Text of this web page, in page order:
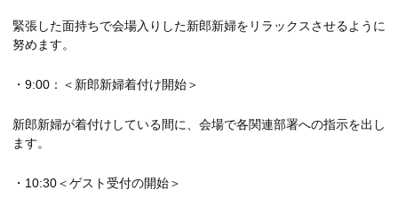
緊張した面持ちで会場入りした新郎新婦をリラックスさせるように
努めます。
・9:00：＜新郎新婦着付け開始＞
新郎新婦が着付けしている間に、会場で各関連部署への指示を出し
ます。
・10:30＜ゲスト受付の開始＞